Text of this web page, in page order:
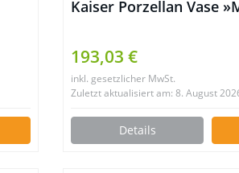
Kaiser Porzellan Vase
193,03 €
inkl. gesetzlicher MwSt.
Zuletzt aktualisiert am: 8. August
Details